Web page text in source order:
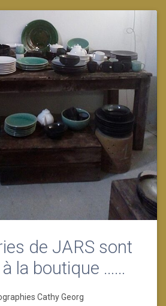
de JARS sont
la boutique ……
Cathy Georg